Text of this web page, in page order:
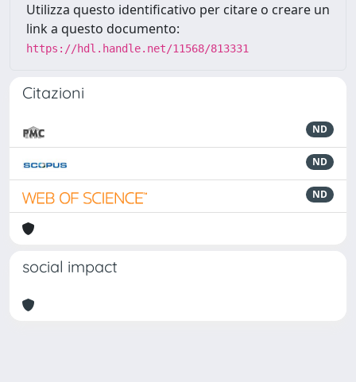
Utilizza questo identificativo per citare o creare un
link a questo documento:
https://hdl.handle.net/11568/813331
Citazioni
ND
ND
ND
social impact